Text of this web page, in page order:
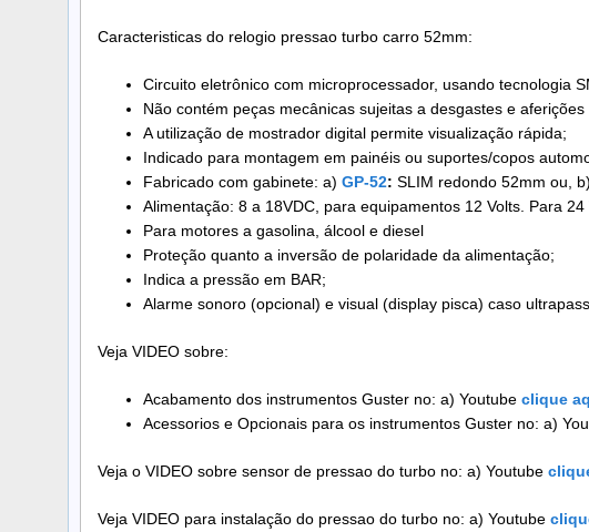
Caracteristicas do relogio pressao turbo carro 52mm:
Circuito eletrônico com microprocessador, usando tecnologia
Não contém peças mecânicas sujeitas a desgastes e aferições
A utilização de mostrador digital permite visualização rápida;
Indicado para montagem em painéis ou suportes/copos
Fabricado com gabinete: a) GP-52: SLIM redondo 52mm ou, b)
Alimentação: 8 a 18VDC, para equipamentos 12 Volts. Para
Para motores a gasolina, álcool e diesel
Proteção quanto a inversão de polaridade da alimentação;
Indica a pressão em BAR;
Alarme sonoro (opcional) e visual (display pisca) caso
Veja VIDEO sobre:
Acabamento dos instrumentos Guster no: a) Youtube clique
Acessorios e Opcionais para os instrumentos Guster no: a)
Veja o VIDEO sobre sensor de pressao do turbo no: a) Youtube
Veja VIDEO para instalação do pressao do turbo no: a) Youtube